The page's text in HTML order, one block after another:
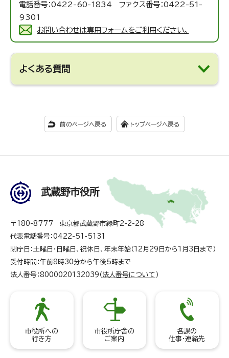
電話番号：0422-60-1834 ファクス番号：0422-51-
9301
お問い合わせは専用フォームをご利用ください。
よくある質問
前のページへ戻る トップページへ戻る
武蔵野市役所
〒180-8777 東京都武蔵野市緑町2-2-28
代表電話番号：0422-51-5131
閉庁日：土曜日・日曜日、祝休日、年末年始（12月29日から1月3日まで）
受付時間：午前8時30分から午後5時まで
法人番号：8000020132039（ 法人番号について ）
市役所への
行き方
市役所庁舎の
ご案内
各課の
仕事・連絡先